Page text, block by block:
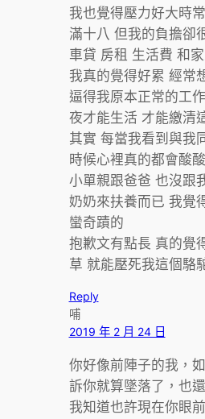
我也覺得壓力好大時
滿十八 但我的負擔卻
車貸 房租 生活費 和
我真的覺得好累 經常
逼得我原本正常的工
夜才能生活 才能繳清
其實 每當我看到與我
時候心裡真的都會酸
小單親跟爸爸 也沒跟
奶奶來扶養而已 我覺
蠻奇蹟的
抱歉文有點長 真的覺
草 就能壓死我這個駱
Reply
哺
2019 年 2 月 24 日
你好像前陣子的我，
訴你就算墜落了，也
我知道也許現在你眼